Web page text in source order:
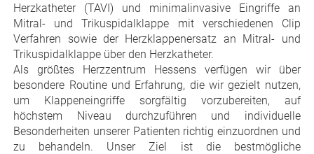
Herzkatheter (TAVI) und minimalinvasive Eingriffe an
Mitral- und Trikuspidalklappe mit verschiedenen Clip
Verfahren sowie der Herzklappenersatz an Mitral- und
Trikuspidalklappe über den Herzkatheter.
Als größtes Herzzentrum Hessens verfügen wir über
besondere Routine und Erfahrung, die wir gezielt nutzen,
um Klappeneingriffe sorgfältig vorzubereiten, auf
höchstem Niveau durchzuführen und individuelle
Besonderheiten unserer Patienten richtig einzuordnen und
zu behandeln. Unser Ziel ist die bestmögliche